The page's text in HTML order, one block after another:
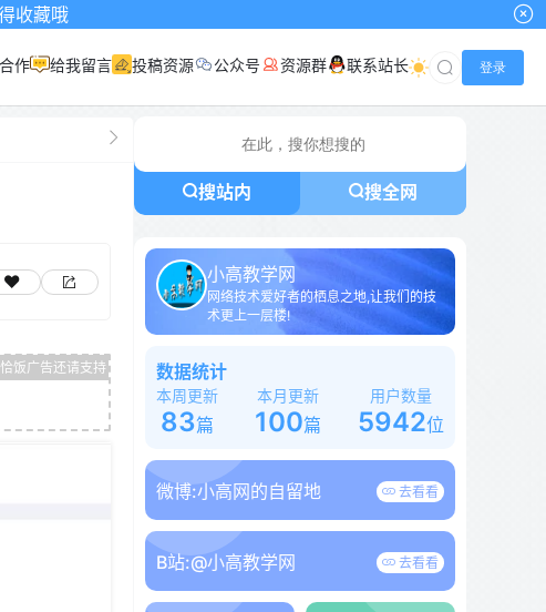
作 给我留言 投稿资源 公众号 资源群 联系站长 登录
搜站内 搜全网
小高教学网
网络技术爱好者的栖息之地,让我们的技
术更上一层楼!
数据统计
本周更新
83篇
本月更新
100篇
用户数量
5942位
微博:小高网的自留地 去看看
B站:@小高教学网 去看看